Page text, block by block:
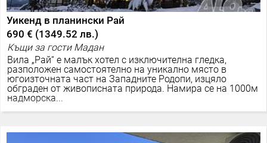
Уикенд в планински Рай
690 € (1349.52 лв.)
Къщи за гости Мадан
Вила „Рай“ е малък хотел с изключителна гледка,
разположен самостоятелно на уникално място в
югоизточната част на Западните Родопи, изцяло
обграден от живописната природа. Намира се на 1000м
надморска...